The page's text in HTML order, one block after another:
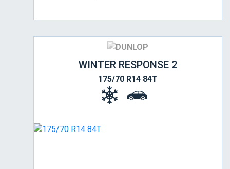
WINTER RESPONSE 2
175/70 R14 84T